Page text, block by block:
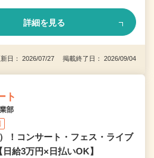
詳細を見る
日： 2026/07/27 掲載終了日： 2026/09/04
ト
部
！コンサート・フェス・ライブ
給3万円×日払いOK】